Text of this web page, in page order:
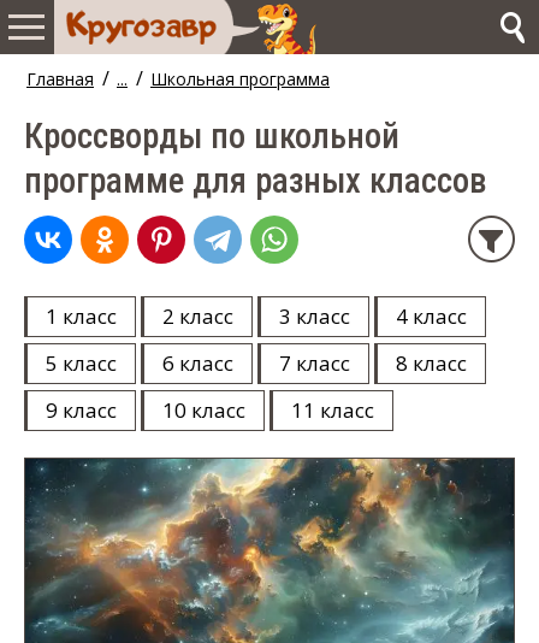
Главная / ... / Школьная программа
Кроссворды по школьной
программе для разных классов
1 класс 2 класс 3 класс
4 класс
5 класс
6 класс 7 класс
8 класс
9 класс
10 класс 11 класс